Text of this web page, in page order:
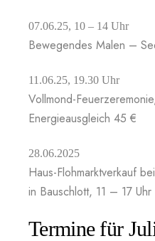
07.06.25, 10 – 14 Uhr
Bewegendes Malen –
11.06.25, 19.30 Uhr
Vollmond-
Energieausgleich 45 €
28.06.2025
Haus-Flohmarktverkauf
in Bauschlott, 11 – 17 Uhr
Termine für